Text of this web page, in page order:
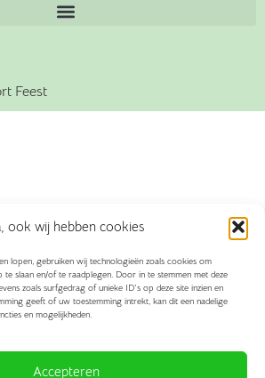
ook wij hebben cookies
lopen, gebruiken wij technologieën zoals cookies om
slaan en/of te raadplegen. Door in te stemmen met deze
zoals surfgedrag of unieke ID's op deze site inzien en
geeft of uw toestemming intrekt, kan dit een nadelige
en mogelijkheden.
Accepteren